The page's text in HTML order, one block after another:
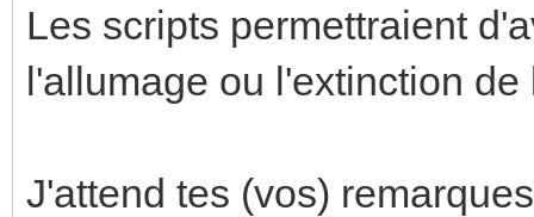
Les scripts permettraient
l'allumage ou l'extinction de
J'attend tes (vos)